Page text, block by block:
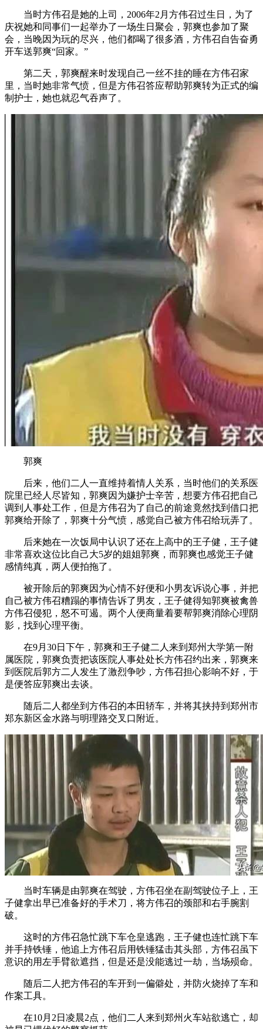
当时方伟召是她的上司，2006年2月方伟召过生日，为了
庆祝她和同事们一起举办了一场生日聚会，郭爽也参加了聚
会，当晚因为玩的尽兴，他们都喝了很多酒，方伟召自告奋勇
开车送郭爽“回家。”
第二天，郭爽醒来时发现自己一丝不挂的睡在方伟召家
里，当时她非常气愤，但是方伟召答应帮助郭爽转为正式的编
制护士，她也就忍气吞声了。
郭爽
后来，他们二人一直维持着情人关系，当时他们的关系医
院里已经人尽皆知，郭爽因为嫌护士辛苦，想要方伟召把自己
调到人事处工作，但是方伟召为了自己的前途竟然找到借口把
郭爽给开除了，郭爽十分气愤，感觉自己被方伟召给玩弄了。
后来她在一次饭局中认识了还在上高中的王子健，王子健
非常喜欢这位比自己大5岁的姐姐郭爽，而郭爽也感觉王子健
感情纯真，两人便拍拖了。
被开除后的郭爽因为心情不好便和小男友诉说心事，并把
自己被方伟召糟蹋的事情告诉了男友，王子健得知郭爽被禽兽
方伟召侵犯，怒不可遏。两个人便商量着要帮郭爽消除心理阴
影，找到心理平衡。
在9月30日下午，郭爽和王子健二人来到郑州大学第一附
属医院，郭爽负责把该医院人事处处长方伟召约出来，郭爽来
到医院后郭方二人发生了激烈争吵，方伟召担心影响不好，于
是便答应郭爽出去谈。
随后二人都坐到方伟召的本田轿车，并将其挟持到郑州市
郑东新区金水路与明理路交叉口附近。
当时车辆是由郭爽在驾驶，方伟召坐在副驾驶位子上，王
子健拿出早已准备好的手术刀，将方伟召的颈部和右手腕割
破。
这时的方伟召急忙跳下车仓皇逃跑，王子健也连忙跳下车
并手持铁锤，他追上方伟召后用铁锤猛击其头部，方伟召虽下
意识的用左手臂欲遮挡，但是还是没能逃过一劫，当场殒命。
随后二人把方伟召的车开到一偏僻处，并防火烧掉了车和
作案工具。
在10月2日凌晨2点，他们二人来到郑州火车站欲逃亡，却